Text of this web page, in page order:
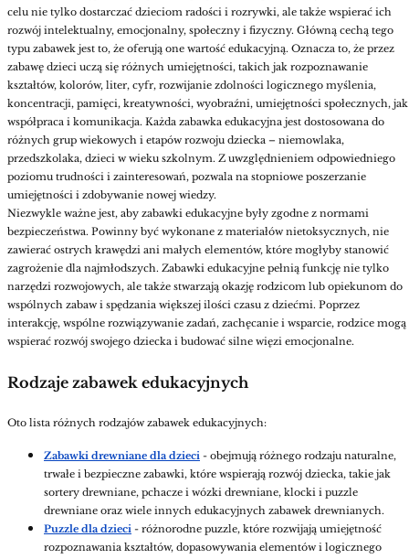
celu nie tylko dostarczać dzieciom radości i rozrywki, ale także wspierać ich
rozwój intelektualny, emocjonalny, społeczny i fizyczny. Główną cechą tego
typu zabawek jest to, że oferują one wartość edukacyjną. Oznacza to, że przez
zabawę dzieci uczą się różnych umiejętności, takich jak rozpoznawanie
kształtów, kolorów, liter, cyfr, rozwijanie zdolności logicznego myślenia,
koncentracji, pamięci, kreatywności, wyobraźni, umiejętności społecznych, jak
współpraca i komunikacja. Każda zabawka edukacyjna jest dostosowana do
różnych grup wiekowych i etapów rozwoju dziecka – niemowlaka,
przedszkolaka, dzieci w wieku szkolnym. Z uwzględnieniem odpowiedniego
poziomu trudności i zainteresowań, pozwala na stopniowe poszerzanie
umiejętności i zdobywanie nowej wiedzy.
Niezwykle ważne jest, aby zabawki edukacyjne były zgodne z normami
bezpieczeństwa. Powinny być wykonane z materiałów nietoksycznych, nie
zawierać ostrych krawędzi ani małych elementów, które mogłyby stanowić
zagrożenie dla najmłodszych. Zabawki edukacyjne pełnią funkcję nie tylko
narzędzi rozwojowych, ale także stwarzają okazję rodzicom lub opiekunom do
wspólnych zabaw i spędzania większej ilości czasu z dziećmi. Poprzez
interakcję, wspólne rozwiązywanie zadań, zachęcanie i wsparcie, rodzice mogą
wspierać rozwój swojego dziecka i budować silne więzi emocjonalne.
Rodzaje zabawek edukacyjnych
Oto lista różnych rodzajów zabawek edukacyjnych:
Zabawki drewniane dla dzieci - obejmują różnego rodzaju naturalne,
trwałe i bezpieczne zabawki, które wspierają rozwój dziecka, takie jak
sortery drewniane, pchacze i wózki drewniane, klocki i puzzle
drewniane oraz wiele innych edukacyjnych zabawek drewnianych.
Puzzle dla dzieci - różnorodne puzzle, które rozwijają umiejętność
rozpoznawania kształtów, dopasowywania elementów i logicznego